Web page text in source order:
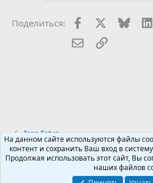
иПоделиться: FacebookX (Twitter)
Электронная
Ссылка
Inno Setup
Russian (RU)
Условия и правила
На данном сайте используются файлы
контент и сохранить Ваш вход в
Продолжая использовать этот сайт, Вы
наших файлов